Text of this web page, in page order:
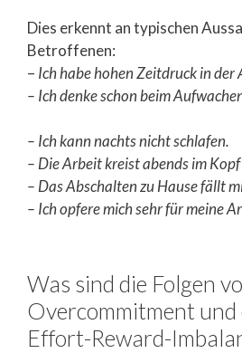
Dies erkennt an typischen
Betroffenen:
– Ich habe hohen Zeitdruck in der
– Ich denke schon beim
– Ich kann nachts nicht schlafen.
– Die Arbeit kreist abends im
– Das Abschalten zu Hause fällt
– Ich opfere mich sehr für meine
Was sind die Folgen
Overcommitment und
Effort-Reward-